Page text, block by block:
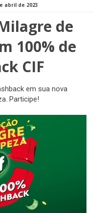
abril de 2023
de
100% de
CIF
em sua nova
Participe!